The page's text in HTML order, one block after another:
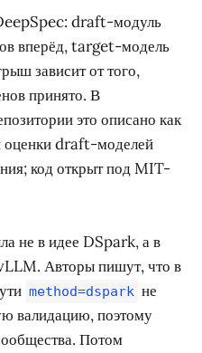
draft-модуль
вперёд, target-модель
зависит от того,
принято. В
это описано как
оценки draft-моделей
код открыт под MIT-
не в идее DSpark, а в
Авторы пишут, что в
method=dspark не
валидацию, поэтому
Потом